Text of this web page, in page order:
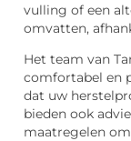
vulling of een
omvatten,
Het team van
comfortabel en
dat uw
bieden ook
maatregelen